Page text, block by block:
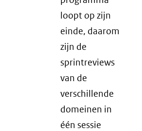
loopt op zijn
einde, daarom
zijn de
sprintreviews
van de
verschillende
domeinen in
één sessie